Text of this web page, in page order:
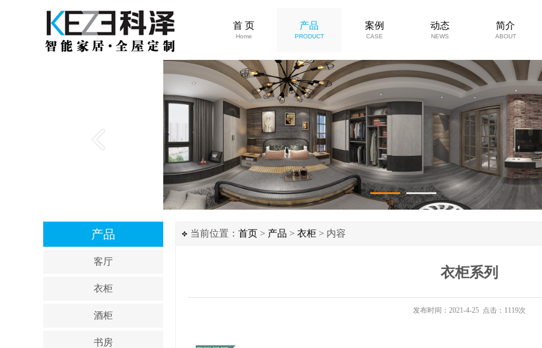
首 页
Home
产品
PRODUCT
案例
CASE
动态
NEWS
简介
ABOUT
1 2
产品
客厅
衣柜
酒柜
书房
当前位置： 首页 > 产品 > 衣柜 > 内容
衣柜系列
发布时间：2021-4-25 点击：1119次